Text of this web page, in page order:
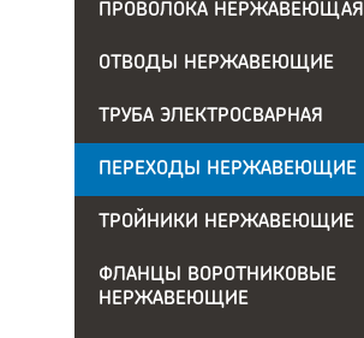
ПРОВОЛОКА НЕРЖАВЕЮЩАЯ
ОТВОДЫ НЕРЖАВЕЮЩИЕ
ТРУБА ЭЛЕКТРОСВАРНАЯ
ПЕРЕХОДЫ НЕРЖАВЕЮЩИЕ
ТРОЙНИКИ НЕРЖАВЕЮЩИЕ
ФЛАНЦЫ ВОРОТНИКОВЫЕ
НЕРЖАВЕЮЩИЕ